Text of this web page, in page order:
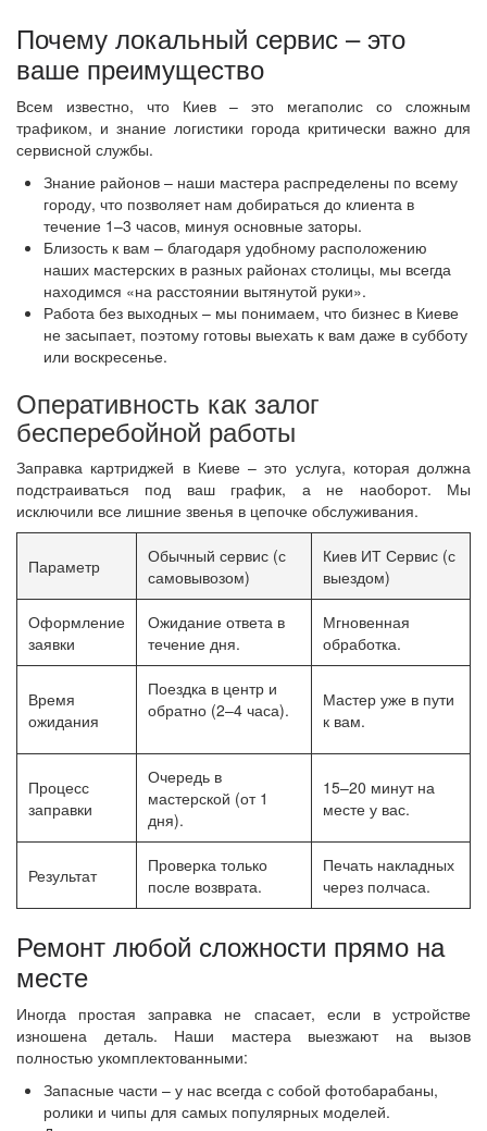
Почему локальный сервис – это
ваше преимущество
Всем известно, что Киев – это мегаполис со сложным
трафиком, и знание логистики города критически важно для
сервисной службы.
Знание районов – наши мастера распределены по всему
городу, что позволяет нам добираться до клиента в
течение 1–3 часов, минуя основные заторы.
Близость к вам – благодаря удобному расположению
наших мастерских в разных районах столицы, мы всегда
находимся «на расстоянии вытянутой руки».
Работа без выходных – мы понимаем, что бизнес в Киеве
не засыпает, поэтому готовы выехать к вам даже в субботу
или воскресенье.
Оперативность как залог
бесперебойной работы
Заправка картриджей в Киеве – это услуга, которая должна
подстраиваться под ваш график, а не наоборот. Мы
исключили все лишние звенья в цепочке обслуживания.
Параметр
Обычный сервис (с
самовывозом)
Киев ИТ Сервис (с
выездом)
Оформление
заявки
Ожидание ответа в
течение дня.
Мгновенная
обработка.
Время
ожидания
Поездка в центр и
обратно (2–4 часа).
Мастер уже в пути
к вам.
Процесс
заправки
Очередь в
мастерской (от 1
дня).
15–20 минут на
месте у вас.
Результат
Проверка только
после возврата.
Печать накладных
через полчаса.
Ремонт любой сложности прямо на
месте
Иногда простая заправка не спасает, если в устройстве
изношена деталь. Наши мастера выезжают на вызов
полностью укомплектованными:
Запасные части – у нас всегда с собой фотобарабаны,
ролики и чипы для самых популярных моделей.